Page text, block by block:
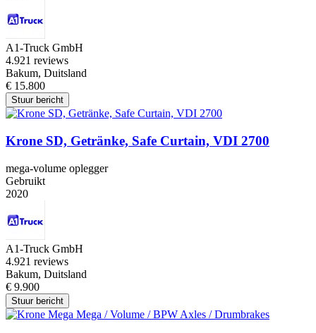
A1-Truck GmbH
4.921 reviews
Bakum, Duitsland
€ 15.800
Stuur bericht
Krone SD, Getränke, Safe Curtain, VDI 2700
mega-volume oplegger
Gebruikt
2020
A1-Truck GmbH
4.921 reviews
Bakum, Duitsland
€ 9.900
Stuur bericht